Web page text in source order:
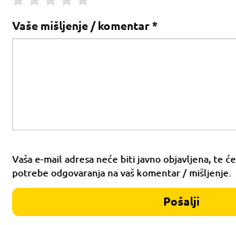
Vaše mišljenje / komentar *
Vaša e-mail adresa neće biti javno objavljena, te
potrebe odgovaranja na vaš komentar / mišljenje.
Pošalji